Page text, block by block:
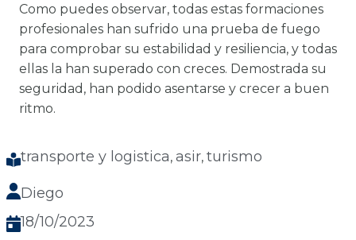
Como puedes observar, todas estas formaciones
profesionales han sufrido una prueba de fuego
para comprobar su estabilidad y resiliencia, y todas
ellas la han superado con creces. Demostrada su
seguridad, han podido asentarse y crecer a buen
ritmo.
transporte y logistica, asir, turismo
Diego
18/10/2023